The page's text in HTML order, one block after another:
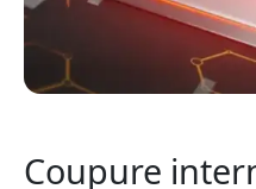
Coupure